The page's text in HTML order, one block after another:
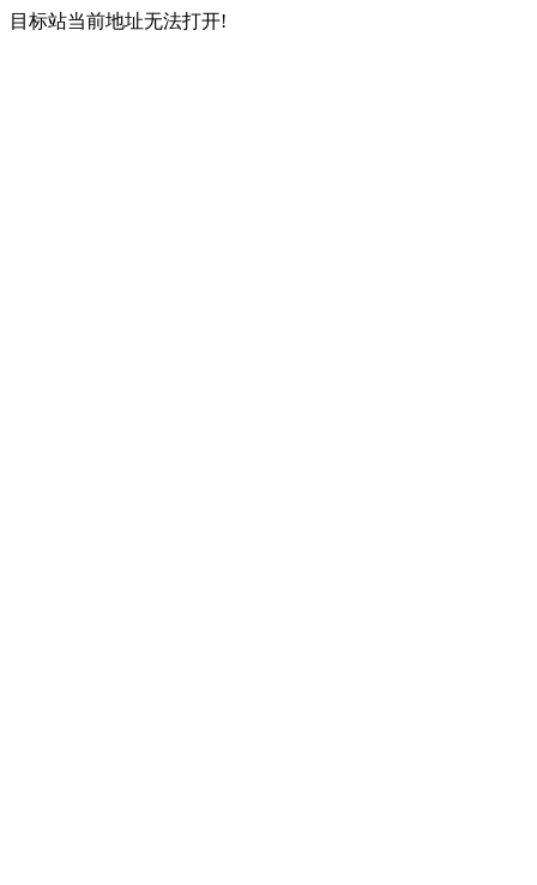
目标站当前地址无法打开!